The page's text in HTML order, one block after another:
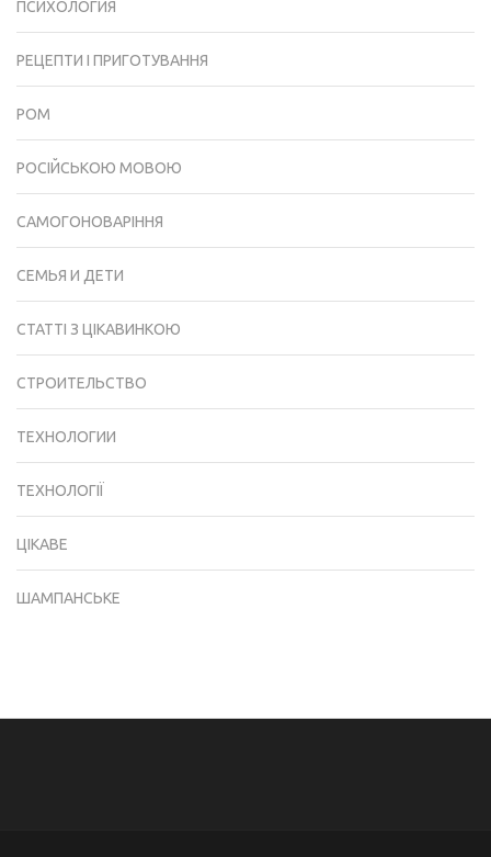
ПСИХОЛОГИЯ
РЕЦЕПТИ І ПРИГОТУВАННЯ
РОМ
РОСІЙСЬКОЮ МОВОЮ
САМОГОНОВАРІННЯ
СЕМЬЯ И ДЕТИ
СТАТТІ З ЦІКАВИНКОЮ
СТРОИТЕЛЬСТВО
ТЕХНОЛОГИИ
ТЕХНОЛОГІЇ
ЦІКАВЕ
ШАМПАНСЬКЕ